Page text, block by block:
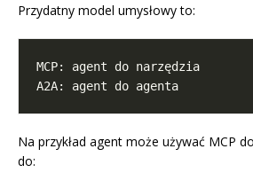
Przydatny model umysłowy to:
Na przykład agent może używać MCP
do: